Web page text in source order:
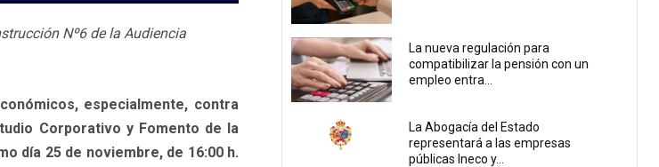
Nº6 de la Audiencia
especialmente, contra
Corporativo y Fomento de la
día 25 de noviembre, de 16:00 h.
La nueva regulación para
compatibilizar la pensión con un
empleo entra...
La Abogacía del Estado
representará a las empresas
públicas Ineco y...